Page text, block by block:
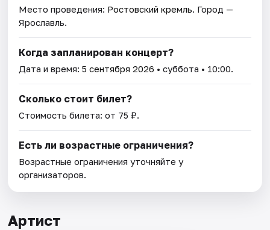
Место проведения: Ростовский кремль. Город —
Ярославль.
Когда запланирован концерт?
Дата и время:5 сентября 2026 • суббота • 10:00.
Сколько стоит билет?
Стоимость билета: от 75 ₽.
Есть ли возрастные ограничения?
Возрастные ограничения уточняйте у
организаторов.
Артист